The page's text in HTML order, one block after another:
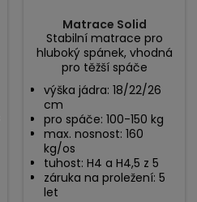
Matrace Solid
Stabilní matrace pro
hluboký spánek, vhodná
pro těžší spáče
výška jádra: 18/22/26
cm
pro spáče: 100-150 kg
max. nosnost: 160
kg/os
tuhost: H4 a H4,5 z 5
záruka na proležení: 5
let